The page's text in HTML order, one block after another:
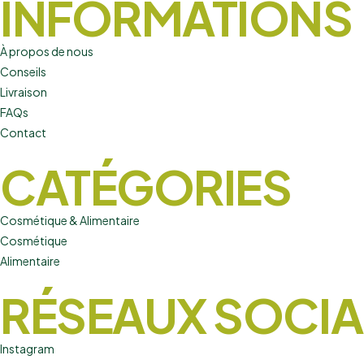
INFORMATIONS
À propos de nous
Conseils
Livraison
FAQs
Contact
CATÉGORIES
Cosmétique & Alimentaire
Cosmétique
Alimentaire
RÉSEAUX
Instagram